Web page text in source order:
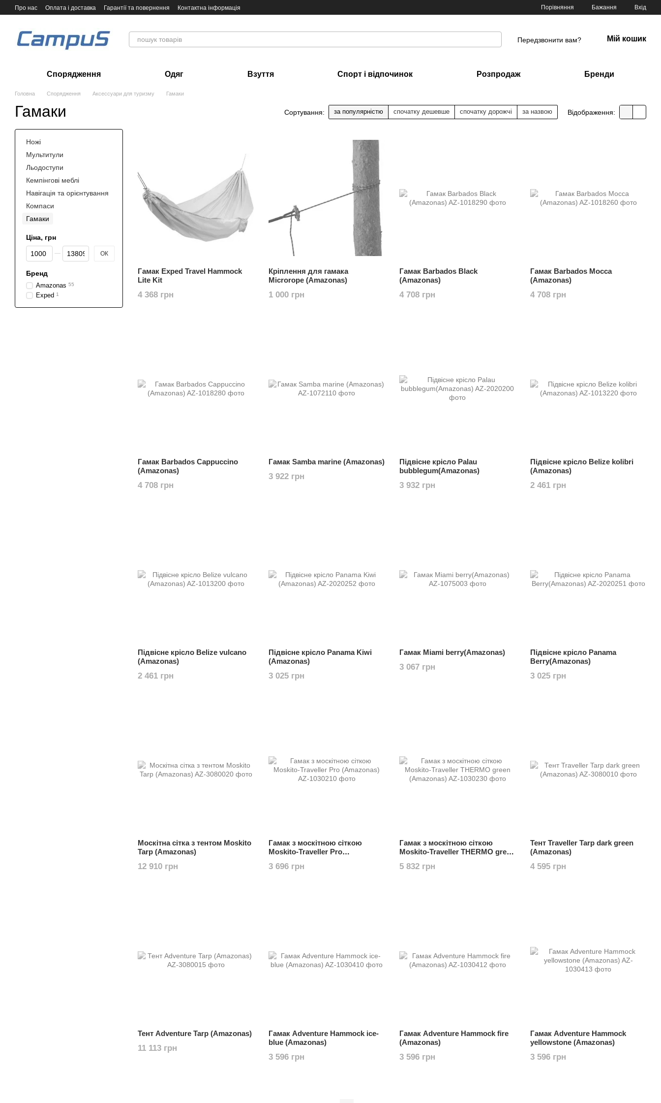
Перейти до основного контенту
Про нас Оплата і доставка Гарантії та повернення Контактна інформація Порівняння Бажання Вхід
Передзвонити вам? Мій кошик
Спорядження Одяг Взуття Спорт і відпочинок Розпродаж Бренди
Головна Спорядження Аксессуари для туризму Гамаки
Гамаки Сортування: за популярністю спочатку дешевше спочатку дорожчі за назвою Відображення:
Гамак Exped Travel Hammock
Lite Kit
4 368 грн
Кріплення для гамака
Microrope (Amazonas)
1 000 грн
Гамак Barbados Black
(Amazonas)
4 708 грн
Гамак Barbados Mocca
(Amazonas)
4 708 грн
Гамак Barbados Cappuccino
(Amazonas)
4 708 грн
Гамак Samba marine (Amazonas)
3 922 грн
Підвісне крісло Palau
bubblegum(Amazonas)
3 932 грн
Підвісне крісло Belize kolibri
(Amazonas)
2 461 грн
Підвісне крісло Belize vulcano
(Amazonas)
2 461 грн
Підвісне крісло Panama Kiwi
(Amazonas)
3 025 грн
Гамак Miami berry(Amazonas)
3 067 грн
Підвісне крісло Panama
Berry(Amazonas)
3 025 грн
Москітна сітка з тентом Moskito
Tarp (Amazonas)
12 910 грн
Гамак з москітною сіткою
Moskito-Traveller Pro
3 696 грн
Гамак з москітною сіткою
Moskito-Traveller THERMO green
5 832 грн
Тент Traveller Tarp dark green
(Amazonas)
4 595 грн
Тент Adventure Tarp (Amazonas)
11 113 грн
Гамак Adventure Hammock ice-
blue (Amazonas)
3 596 грн
Гамак Adventure Hammock fire
(Amazonas)
3 596 грн
Гамак Adventure Hammock
yellowstone (Amazonas)
3 596 грн
Ножі
Мультитули
Льодоступи
Кемпінгові меблі
Навігація та орієнтування
Компаси
Гамаки
Ціна, грн
Від Ціна, грн
До Ціна, грн ОК
Бренд
Amazonas 55
Exped 1